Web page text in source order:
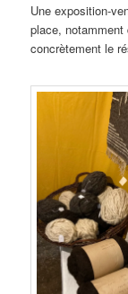
Une exposition-
place, notamment
concrètement le